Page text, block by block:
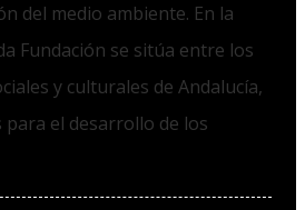
del medio ambiente. En la
Fundación se sitúa entre los
y culturales de Andalucía,
para el desarrollo de los